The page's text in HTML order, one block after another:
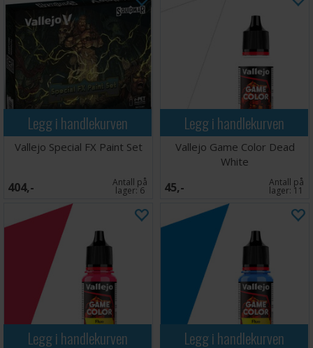
Legg i handlekurven
Vallejo Special FX Paint Set
404,- Antall på
lager:6
Legg i handlekurven
Vallejo Game Color Dead
White
45,- Antall på
lager: 11
Legg i handlekurven Legg i handlekurven